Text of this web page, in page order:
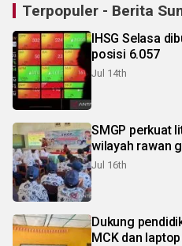
Terpopuler - Berita
IHSG Selasa
posisi 6.057
Jul 14th
SMGP perkuat
wilayah rawan
Jul 16th
Dukung
MCK dan